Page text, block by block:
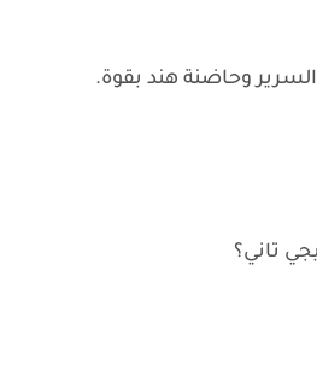
وحاضنة هند بقوة.
تاني؟